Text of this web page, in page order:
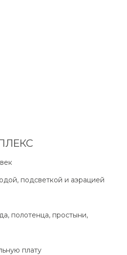
подсветкой и аэрацией
полотенца, простыни,
плату